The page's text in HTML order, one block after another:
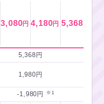
3,080円 4,180円 5,368
5,368円
1,980円
-1,980円 ※1